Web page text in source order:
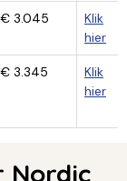
€ 3.045
Klik
hier
€ 3.345
Klik
hier
Nordic